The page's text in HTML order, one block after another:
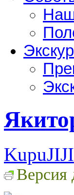
KupuJIJI
Версия